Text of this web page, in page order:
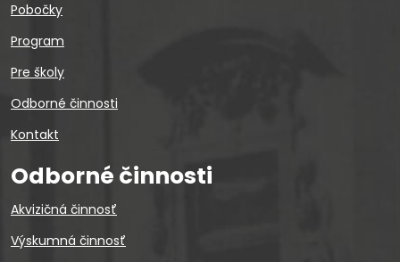
Pobočky
Program
Pre školy
Odborné činnosti
Kontakt
Odborné činnosti
Akvizičná činnosť
Výskumná činnosť